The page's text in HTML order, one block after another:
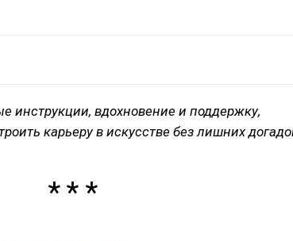
инструкции, вдохновение и поддержку,
карьеру в искусстве без лишних